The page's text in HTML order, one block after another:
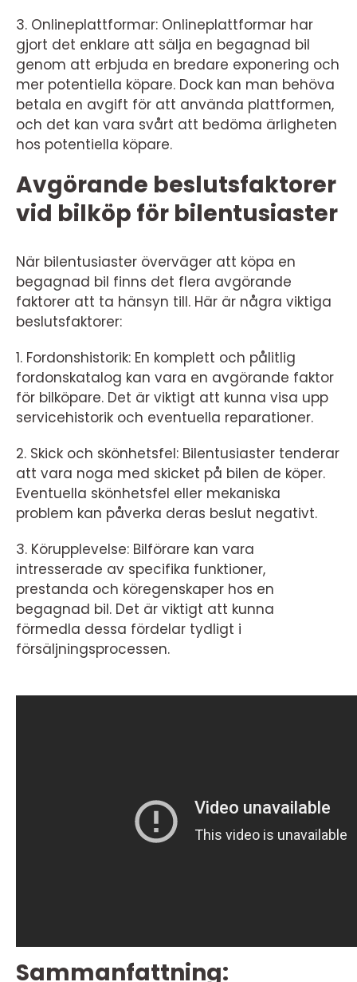
3. Onlineplattformar: Onlineplattformar har
gjort det enklare att sälja en begagnad bil
genom att erbjuda en bredare exponering och
mer potentiella köpare. Dock kan man behöva
betala en avgift för att använda plattformen,
och det kan vara svårt att bedöma ärligheten
hos potentiella köpare.
Avgörande beslutsfaktorer
vid bilköp för bilentusiaster
När bilentusiaster överväger att köpa en
begagnad bil finns det flera avgörande
faktorer att ta hänsyn till. Här är några viktiga
beslutsfaktorer:
1. Fordonshistorik: En komplett och pålitlig
fordonskatalog kan vara en avgörande faktor
för bilköpare. Det är viktigt att kunna visa upp
servicehistorik och eventuella reparationer.
2. Skick och skönhetsfel: Bilentusiaster tenderar
att vara noga med skicket på bilen de köper.
Eventuella skönhetsfel eller mekaniska
problem kan påverka deras beslut negativt.
3. Körupplevelse: Bilförare kan vara
intresserade av specifika funktioner,
prestanda och köregenskaper hos en
begagnad bil. Det är viktigt att kunna
förmedla dessa fördelar tydligt i
försäljningsprocessen.
Sammanfattning: